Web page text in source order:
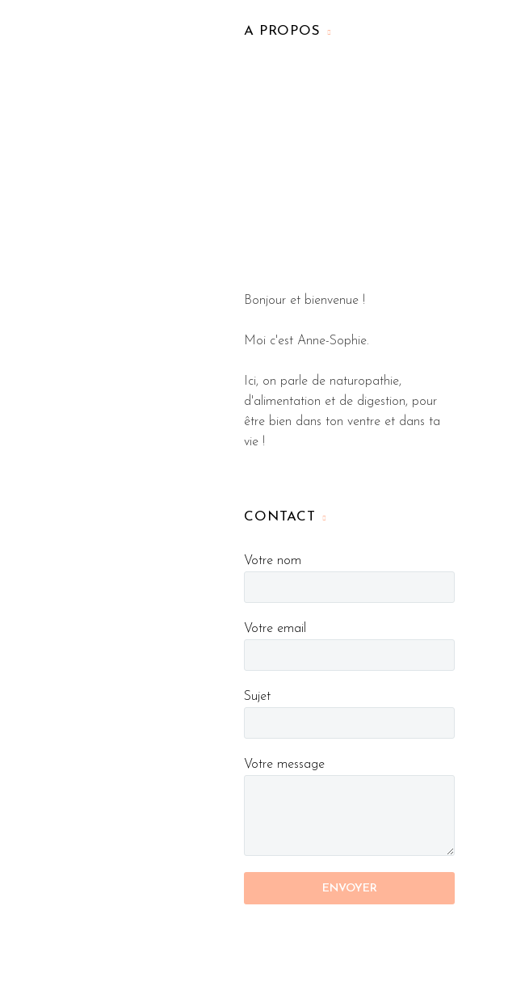
A PROPOS
Bonjour et bienvenue !
Moi c'est Anne-Sophie.
Ici, on parle de naturopathie,
d'alimentation et de digestion, pour
être bien dans ton ventre et dans ta
vie !
CONTACT
Votre nom
Votre email
Sujet
Votre message